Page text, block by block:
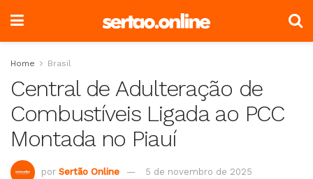
Home Brasil
Central de Adulteração de
Combustíveis Ligada ao PCC
Montada no Piauí
por Sertão Online 5 de novembro de 2025